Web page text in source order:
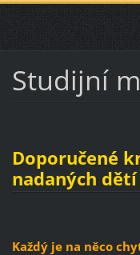
Studijní
Doporučené
nadaných dětí
Každý je na něco